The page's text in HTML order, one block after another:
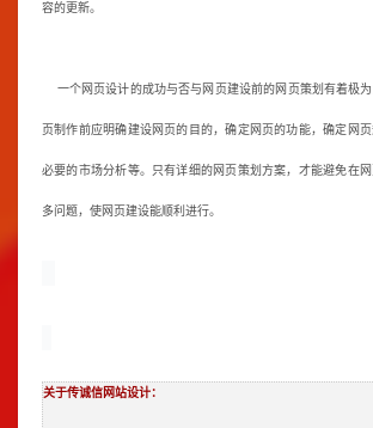
容的更新。
一个网页设计的成功与否与网页建设前的网页策划有着极为
页制作前应明确建设网页的目的，确定网页的功能，确定网
必要的市场分析等。只有详细的网页策划方案，才能避免在
多问题，使网页建设能顺利进行。
关于传诚信网站设计：